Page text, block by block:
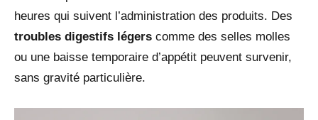
heures qui suivent l’administration des produits. Des
troubles digestifs légers comme des selles molles
ou une baisse temporaire d’appétit peuvent survenir,
sans gravité particulière.